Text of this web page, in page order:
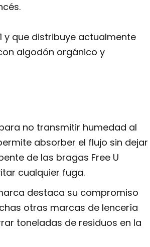
y que distribuye actualmente
algodón orgánico y
no transmitir humedad al
absorber el flujo sin dejar
de las bragas Free U
cualquier fuga.
destaca su compromiso
otras marcas de lencería
toneladas de residuos en la